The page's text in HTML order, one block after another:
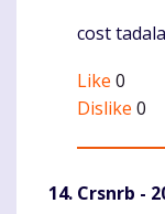
cost
Like 0
Dislike 0
Crsnrb -